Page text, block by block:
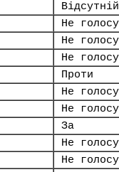
Відсутній
Не
Не
Не
Проти
Не
Не
За
Не
Не